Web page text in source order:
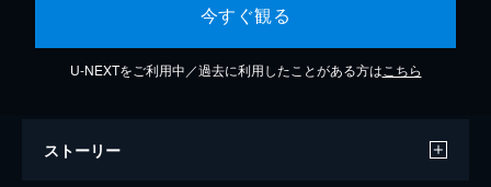
今すぐ観る
U-NEXTをご利用中／過去に利用したことがある方は こちら
ストーリー